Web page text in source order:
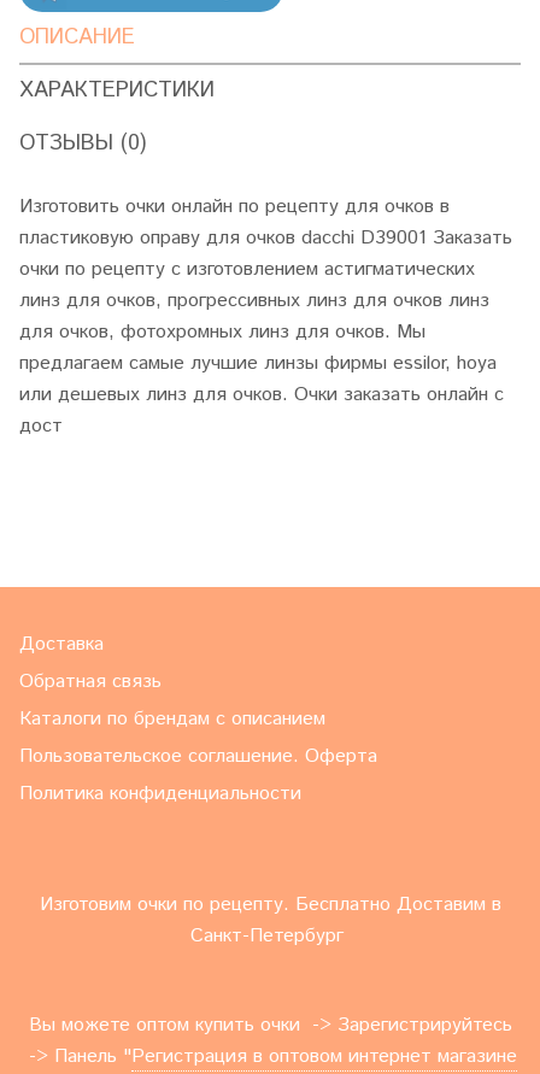
ОПИСАНИЕ
ХАРАКТЕРИСТИКИ
ОТЗЫВЫ (0)
Изготовить очки онлайн по рецепту для очков в
пластиковую оправу для очков dacchi D39001 Заказать
очки по рецепту с изготовлением астигматических
линз для очков, прогрессивных линз для очков линз
для очков, фотохромных линз для очков. Мы
предлагаем самые лучшие линзы фирмы essilor, hoya
или дешевых линз для очков. Очки заказать онлайн с
дост
Доставка
Обратная связь
Каталоги по брендам с описанием
Пользовательское соглашение. Оферта
Политика конфиденциальности
Изготовим очки по рецепту. Бесплатно Доставим в
Санкт-Петербург
Вы можете оптом купить очки -> Зарегистрируйтесь
-> Панель "Регистрация в оптовом интернет магазине